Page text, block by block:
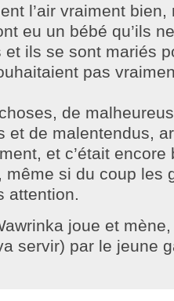
l’air vraiment bien,
eu un bébé qu’ils ne
et ils se sont mariés
pas
de
et de malentendus,
et c’était encore
même si du coup les
attention.
joue et
servir) par le jeune